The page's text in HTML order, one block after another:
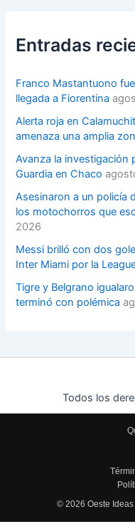
Entradas
Franco Mastantuono
llegada a Fiorentina
Alerta roja en
amenaza una amplia
Avanza la investigación
Guardia en Chaco
Asesinaron a un policía
los motochorros que
2026
Messi brilló con dos
Inter Miami por la
Tigre y Belgrano
terminó con polémica
Todos los
© 2026 Oeste